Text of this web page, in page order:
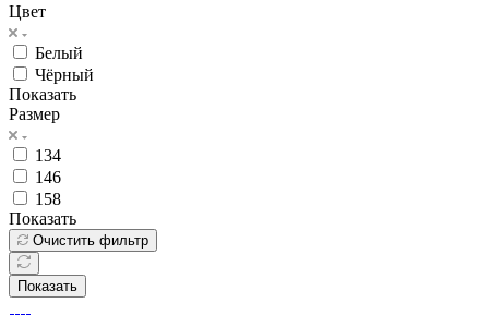
Цвет
Белый
Чёрный
Показать
Размер
134
146
158
Показать
Очистить фильтр
Показать